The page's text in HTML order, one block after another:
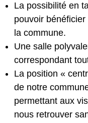
La possibilité en
pouvoir
la commune.
Une salle
correspondant
La position «
de notre
permettant aux
nous retrouver